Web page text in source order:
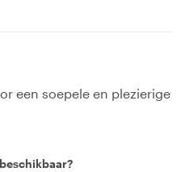
een soepele en plezierige